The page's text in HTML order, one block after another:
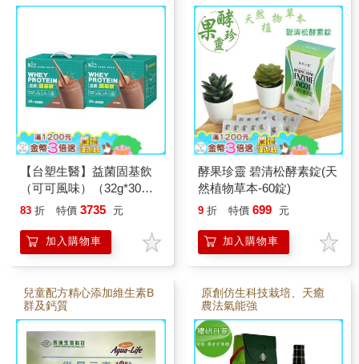
【台塑生醫】益菌固基飲
（可可風味）（32g*30包/
盒） 2盒/組
83 折 特價 3735 元
加入購物車
酵果珍靈 碧清松酵素錠(天
然植物草本-60錠)
9 折 特價 699 元
加入購物車
兒童配方精心添加維生素B
群及鈣質
原創仿生科技栽培、天癒
農法氣能強